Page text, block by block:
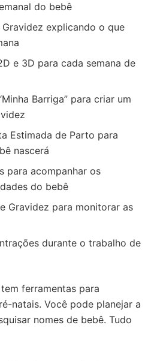
do bebê
Gravidez explicando o que
e 3D para cada semana de
Barriga” para criar um
Estimada de Parto para
nascerá
para acompanhar os
do bebê
Gravidez para monitorar as
durante o trabalho de
ferramentas para
natais. Você pode planejar a
nomes de bebê. Tudo